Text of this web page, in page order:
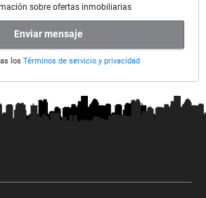
sobre ofertas inmobiliarias
Enviar mensaje
los Términos de servicio y privacidad